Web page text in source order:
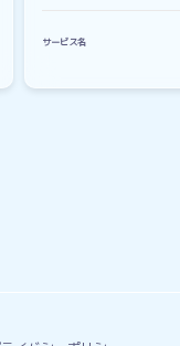
サービス名